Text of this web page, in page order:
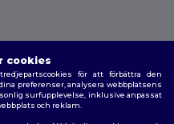
cookies
för att förbättra den
preferenser, analysera webbplatsens
surfupplevelse, inklusive anpassat
och reklam.